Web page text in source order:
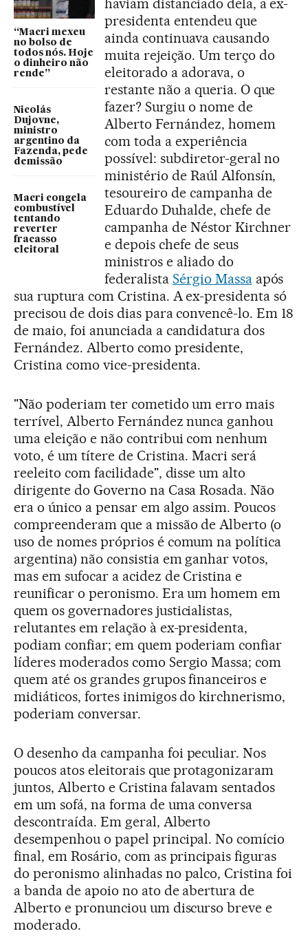
“Macri mexeu
no bolso de
todos nós. Hoje
o dinheiro não
rende”
Nicolás
Dujovne,
ministro
argentino da
Fazenda, pede
demissão
Macri congela
combustível
tentando
reverter
fracasso
eleitoral
haviam distanciado dela, a ex-
presidenta entendeu que
ainda continuava causando
muita rejeição. Um terço do
eleitorado a adorava, o
restante não a queria. O que
fazer? Surgiu o nome de
Alberto Fernández, homem
com toda a experiência
possível: subdiretor-geral no
ministério de Raúl Alfonsín,
tesoureiro de campanha de
Eduardo Duhalde, chefe de
campanha de Néstor Kirchner
e depois chefe de seus
ministros e aliado do
federalista Sérgio Massaapós
sua ruptura com Cristina. A ex-presidenta só
precisou de dois dias para convencê-lo. Em 18
de maio, foi anunciada a candidatura dos
Fernández. Alberto como presidente,
Cristina como vice-presidenta.
"Não poderiam ter cometido um erro mais
terrível, Alberto Fernández nunca ganhou
uma eleição e não contribui com nenhum
voto, é um títere de Cristina. Macri será
reeleito com facilidade", disse um alto
dirigente do Governo na Casa Rosada. Não
era o único a pensar em algo assim. Poucos
compreenderam que a missão de Alberto (o
uso de nomes próprios é comum na política
argentina) não consistia em ganhar votos,
mas em sufocar a acidez de Cristina e
reunificar o peronismo. Era um homem em
quem os governadores justicialistas,
relutantes em relação à ex-presidenta,
podiam confiar; em quem poderiam confiar
líderes moderados como Sergio Massa; com
quem até os grandes grupos financeiros e
midiáticos, fortes inimigos do kirchnerismo,
poderiam conversar.
O desenho da campanha foi peculiar. Nos
poucos atos eleitorais que protagonizaram
juntos, Alberto e Cristina falavam sentados
em um sofá, na forma de uma conversa
descontraída. Em geral, Alberto
desempenhou o papel principal. No comício
final, em Rosário, com as principais figuras
do peronismo alinhadas no palco, Cristina foi
a banda de apoio no ato de abertura de
Alberto e pronunciou um discurso breve e
moderado.